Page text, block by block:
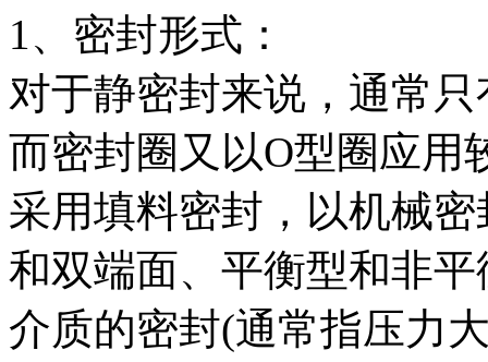
1、密封形式：
对于静密封来说，通常
而密封圈又以O型圈应用
采用填料密封，以机械
和双端面、平衡型和非
介质的密封(通常指压力